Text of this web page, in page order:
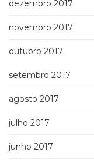
dezembro 2017
novembro 2017
outubro 2017
setembro 2017
agosto 2017
julho 2017
junho 2017